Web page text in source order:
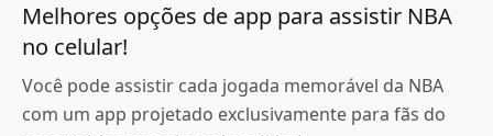
Melhores opções de app para assistir NBA
no celular!
Você pode assistir cada jogada memorável da NBA
com um app projetado exclusivamente para fãs do